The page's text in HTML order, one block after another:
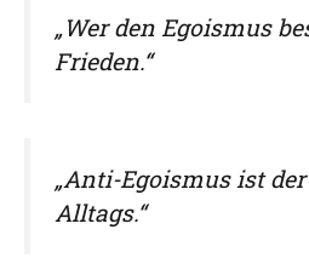
„Wer den Egoismus
Frieden.“
„Anti-Egoismus ist
Alltags.“